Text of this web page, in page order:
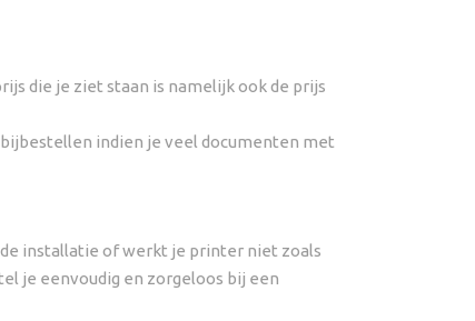
die je ziet staan is namelijk ook de prijs
indien je veel documenten met
installatie of werkt je printer niet zoals
je eenvoudig en zorgeloos bij een